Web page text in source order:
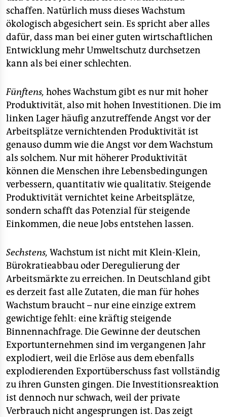
schaffen. Natürlich muss dieses Wachstum
ökologisch abgesichert sein. Es spricht aber alles
dafür, dass man bei einer guten wirtschaftlichen
Entwicklung mehr Umweltschutz durchsetzen
kann als bei einer schlechten.
Fünftens, hohes Wachstum gibt es nur mit hoher
Produktivität, also mit hohen Investitionen. Die im
linken Lager häufig anzutreffende Angst vor der
Arbeitsplätze vernichtenden Produktivität ist
genauso dumm wie die Angst vor dem Wachstum
als solchem. Nur mit höherer Produktivität
können die Menschen ihre Lebensbedingungen
verbessern, quantitativ wie qualitativ. Steigende
Produktivität vernichtet keine Arbeitsplätze,
sondern schafft das Potenzial für steigende
Einkommen, die neue Jobs entstehen lassen.
Sechstens, Wachstum ist nicht mit Klein-Klein,
Bürokratieabbau oder Deregulierung der
Arbeitsmärkte zu erreichen. In Deutschland gibt
es derzeit fast alle Zutaten, die man für hohes
Wachstum braucht – nur eine einzige extrem
gewichtige fehlt: eine kräftig steigende
Binnennachfrage. Die Gewinne der deutschen
Exportunternehmen sind im vergangenen Jahr
explodiert, weil die Erlöse aus dem ebenfalls
explodierenden Exportüberschuss fast vollständig
zu ihren Gunsten gingen. Die Investitionsreaktion
ist dennoch nur schwach, weil der private
Verbrauch nicht angesprungen ist. Das zeigt